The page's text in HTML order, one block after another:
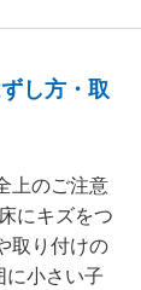
し方・取
上のご注意
にキズをつ
取り付けの
小さい子